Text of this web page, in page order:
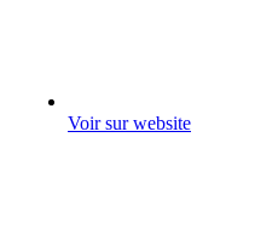
Voir sur website